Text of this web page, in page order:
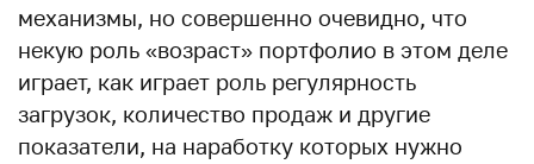
механизмы, но совершенно очевидно, что
некую роль «возраст» портфолио в этом деле
играет, как играет роль регулярность
загрузок, количество продаж и другие
показатели, на наработку которых нужно